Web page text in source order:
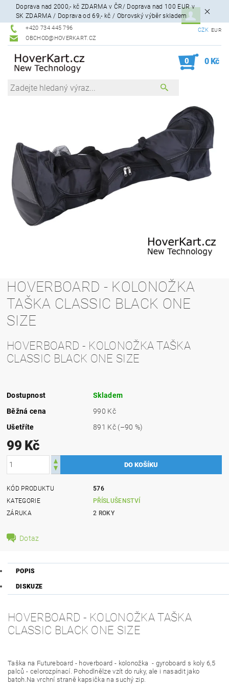
Doprava nad 2000,- kč ZDARMA v ČR/ Doprava nad 100 EUR v
SK ZDARMA / Doprava od 69,- kč / Obrovský výběr skladem
+420 734 445 796
OBCHOD@HOVERKART.CZ
CZK EUR
0 0 Kč
HOVERBOARD - KOLONOŽKA
TAŠKA CLASSIC BLACK ONE
SIZE
HOVERBOARD - KOLONOŽKA TAŠKA
CLASSIC BLACK ONE SIZE
Dostupnost
Skladem
Běžná cena
990 Kč
Ušetříte
891 Kč (–90 %)
99 Kč
KÓD PRODUKTU
576
KATEGORIE
PŘÍSLUŠENSTVÍ
ZÁRUKA
2 ROKY
Dotaz
POPIS
DISKUZE
HOVERBOARD - KOLONOŽKA TAŠKA
CLASSIC BLACK ONE SIZE
Taška na Futureboard - hoverboard - kolonožka - gyroboard s koly 6,5
palců - celorozpínací. Pohodlnělze vzít do ruky, ale i nasadit jako
batoh.Na vrchní straně kapsička na suchý zip.